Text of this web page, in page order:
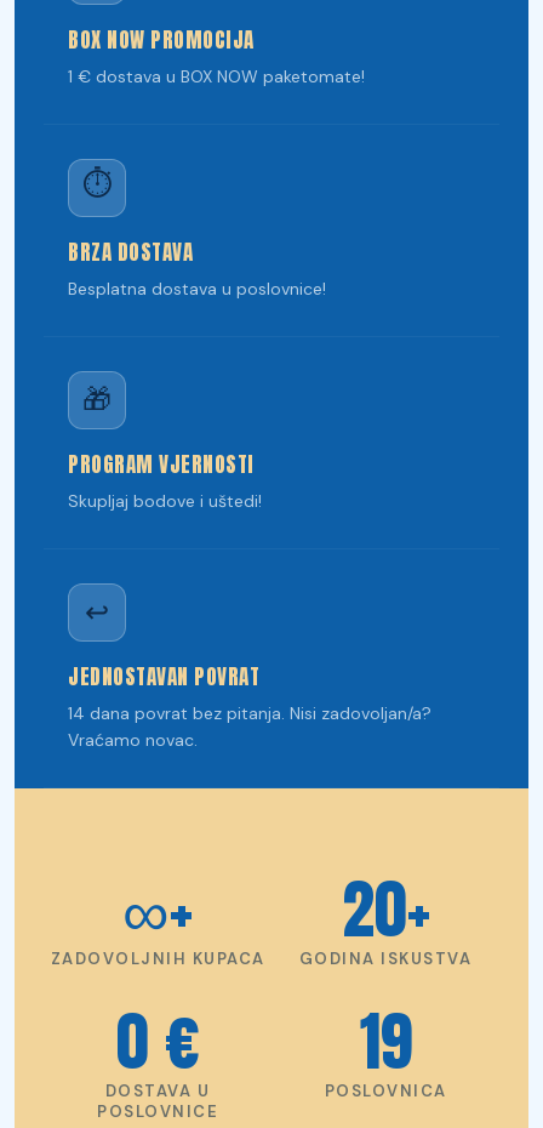
BOX NOW PROMOCIJA
1 € dostava u BOX NOW paketomate!
⏱️
BRZA DOSTAVA
Besplatna dostava u poslovnice!
🎁
PROGRAM VJERNOSTI
Skupljaj bodove i uštedi!
↩️
JEDNOSTAVAN POVRAT
14 dana povrat bez pitanja. Nisi zadovoljan/a?
Vraćamo novac.
∞+
ZADOVOLJNIH KUPACA
20+
GODINA ISKUSTVA
0 €
DOSTAVA U
POSLOVNICE
19
POSLOVNICA